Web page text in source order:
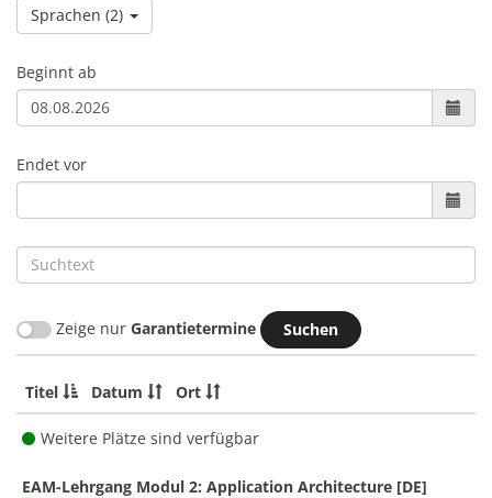
Sprachen (2)
Beginnt ab
Endet vor
Suchtext
Zeige nur Garantietermine
Titel Datum Ort
Weitere Plätze sind verfügbar
EAM-Lehrgang Modul 2: Application Architecture [DE]